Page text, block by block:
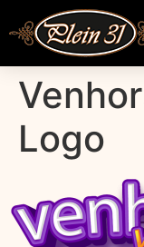
Logo